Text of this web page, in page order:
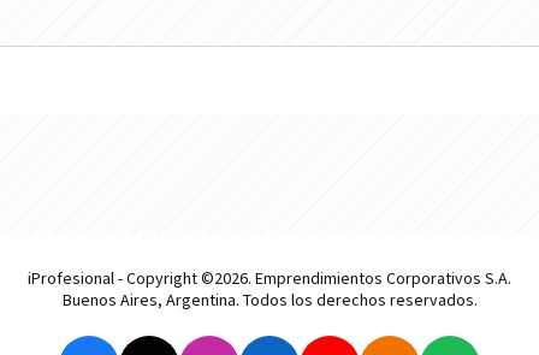
iProfesional - Copyright ©2026. Emprendimientos Corporativos S.A.
Buenos Aires, Argentina. Todos los derechos reservados.